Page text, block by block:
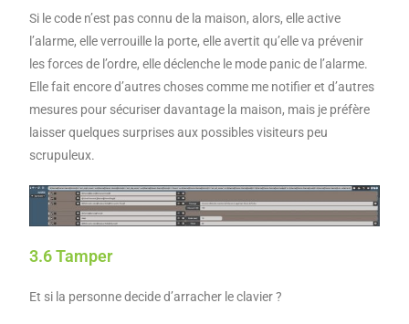
Si le code n’est pas connu de la maison, alors, elle active
l’alarme, elle verrouille la porte, elle avertit qu’elle va prévenir
les forces de l’ordre, elle déclenche le mode panic de l’alarme.
Elle fait encore d’autres choses comme me notifier et d’autres
mesures pour sécuriser davantage la maison, mais je préfère
laisser quelques surprises aux possibles visiteurs peu
scrupuleux.
3.6 Tamper
Et si la personne decide d’arracher le clavier ?